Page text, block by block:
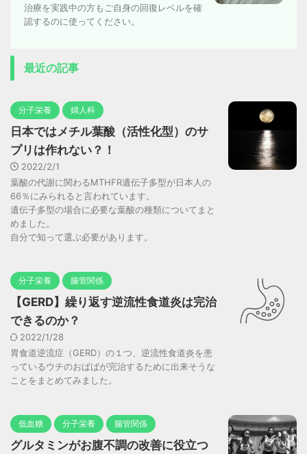
治療を実践中の方もご自身の回復レベルを確
認するのに使ってください。
最近の記事
分子栄養 婦人科
日本ではメチル葉酸（活性化型）のサ
プリは作れない？！
2022/2/1
葉酸の代謝に関わるMTHFR遺伝子多型が日本人の
66％にみられると言われています。
遺伝子多型の場合に必要な葉酸の種類についてまと
めました。
自分で知って選ぶ必要があります。
分子栄養 腸管関係
【GERD】繰り返す逆流性食道炎は完治
できるのか？
2022/1/28
胃食道逆流症（GERD）の１つ、逆流性食道炎を患
っているウチのおばばが完治するために出来そうな
ことをまとめてみました。
低血糖 分子栄養 腸管関係
グルタミンがお腹不調の改善に役立つ